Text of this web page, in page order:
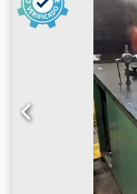
306 mm; disco
rpm – 84 rpm.
consumo total de
dimensiones:
Accesorios: juego
refrigeración.
para la industria
máquinas
tecnología